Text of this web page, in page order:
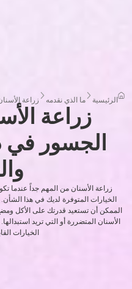
الرئيسية ما الذي نقدمه زراعة
زراعة
الجسور في
زراعة الأسنان من المهم جداً عندما
الخيارات المتوفرة لديك في هذا
الممكن أن تستعيد قدرتك على الأكل
الأسنان المتضررة أو التي تريد
الخيارات